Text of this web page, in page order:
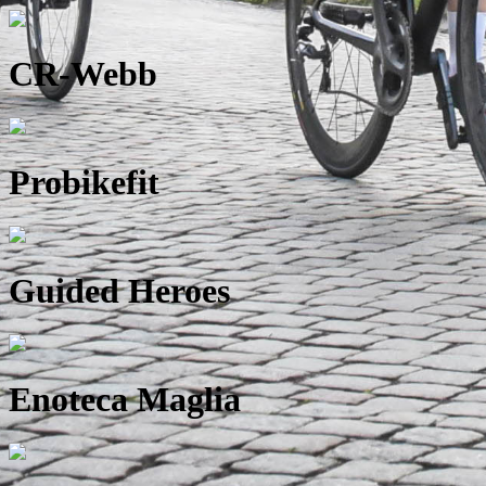
CR-Webb
Probikefit
Guided Heroes
Enoteca Maglia